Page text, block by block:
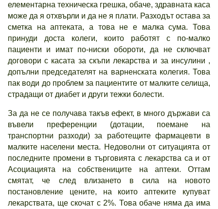
елементарна техническа грешка, обаче, здравната каса
може да я отхвърли и да не я плати. Разходът остава за
сметка на аптеката, а това не е малка сума. Това
принуди доста колеги, които работят с по-малко
пациенти и имат по-ниски обороти, да не сключват
договори с касата за скъпи лекарства и за инсулини ,
допълни председателят на варненската колегия. Това
пак води до проблем за пациентите от малките селища,
страдащи от диабет и други тежки болести.
За да не се получава такъв ефект, в много държави са
въвели преференции (дотации, поемане на
транспортни разходи) за работещите фармацевти в
малките населени места. Недоволни от ситуацията от
последните промени в търговията с лекарства са и от
Асоциацията на собствениците на аптеки. Оттам
смятат, че след влизането в сила на новото
постановление цените, на които аптеките купуват
лекарствата, ще скочат с 2%. Това обаче няма да има